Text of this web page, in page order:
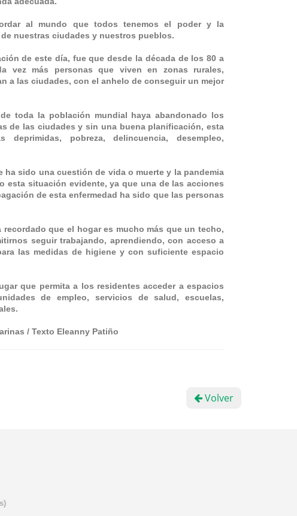
al mundo que todos tenemos el poder y la
nuestras ciudades y nuestros pueblos.
de este día, fue que desde la década de los 80 a
vez más personas que viven en zonas rurales,
a las ciudades, con el anhelo de conseguir un mejor
toda la población mundial haya abandonado los
de las ciudades y sin una buena planificación, esta
pobreza, delincuencia, desempleo,
ha sido una cuestión de vida o muerte y la pandemia
esta situación evidente, ya que una de las acciones
de esta enfermedad ha sido que las personas
recordado que el hogar es mucho más que un techo,
seguir trabajando, aprendiendo, con acceso a
las medidas de higiene y con suficiente espacio
que permita a los residentes acceder a espacios
de empleo, servicios de salud, escuelas,
/ Texto Eleanny Patiño
Volver